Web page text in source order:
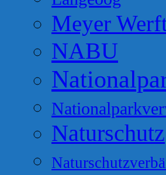
Meyer
NABU
Naturschutz